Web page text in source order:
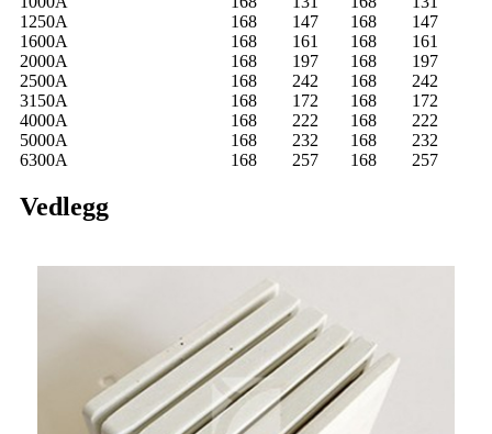
1250A
168 147 168
147
1600A
168 161 168
161
2000A
168 197 168
197
2500A
168 242 168
242
3150A
168 172 168
172
4000A
168 222 168
222
5000A
168 232 168
232
6300A
168 257 168 257
Vedlegg